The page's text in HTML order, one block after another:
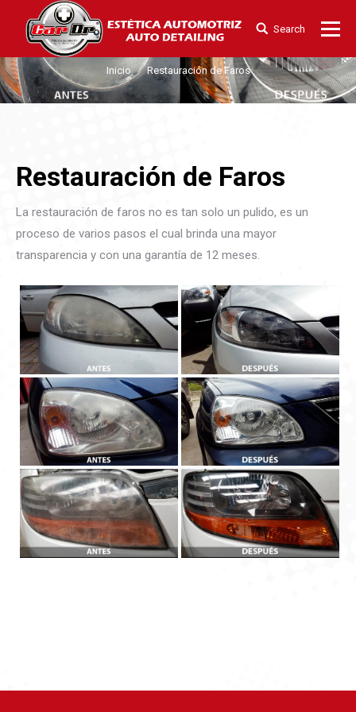
Buscar:
Search
Estás aquí:
Inicio Restauración de Faros
Restauración de Faros
La restauración de faros no es tan solo un pulido, es un
proceso de varios pasos el cual brinda una mayor
transparencia y con una garantía de 12 meses.